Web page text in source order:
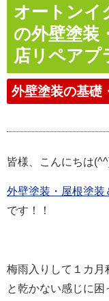
オートンイ
の外壁塗装
店リペアプ
外壁塗装の基礎
皆様、こんにちは
外壁塗装・屋根塗装
です！！
梅雨入りして１カ月
と乾かない感じに困